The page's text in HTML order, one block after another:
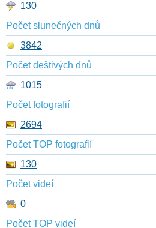
130
Počet slunečných dnů
3842
Počet deštivých dnů
1015
Počet fotografií
2694
Počet TOP fotografií
130
Počet videí
0
Počet TOP videí